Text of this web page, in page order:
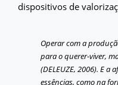
dispositivos de
Operar com a
para o querer-viver,
(DELEUZE, 2006). E
essências, como na